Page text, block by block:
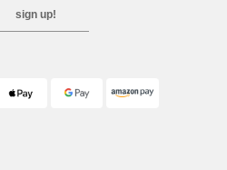
sign up!